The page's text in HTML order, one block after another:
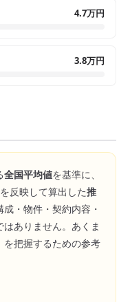
4.7万円
3.8万円
全国平均値を基準に、
を反映して算出した推
・物件・契約内容・
ありません。あくま
を把握するための参考